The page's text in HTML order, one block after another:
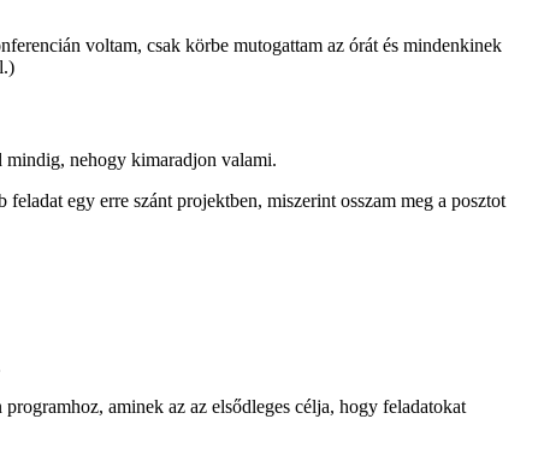
voltam, csak körbe mutogattam az órát és mindenkinek
mindig, nehogy kimaradjon valami.
egy erre szánt projektben, miszerint osszam meg a posztot
aminek az az elsődleges célja, hogy feladatokat